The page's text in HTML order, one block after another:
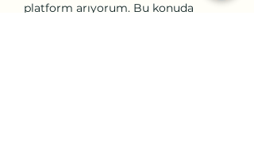
platform arıyorum. Bu konuda